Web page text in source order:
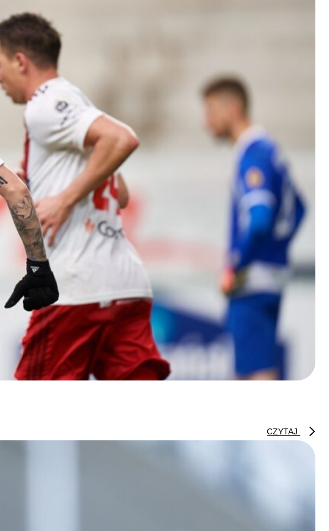
CZYTAJ